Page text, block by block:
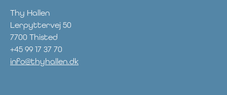
Thy Hallen
Lerpyttervej 50
7700 Thisted
+45 99 17 37 70
info@thyhallen.dk